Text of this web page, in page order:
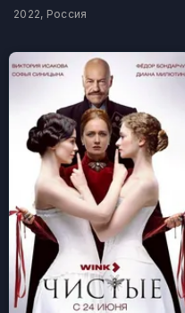
2022, Россия